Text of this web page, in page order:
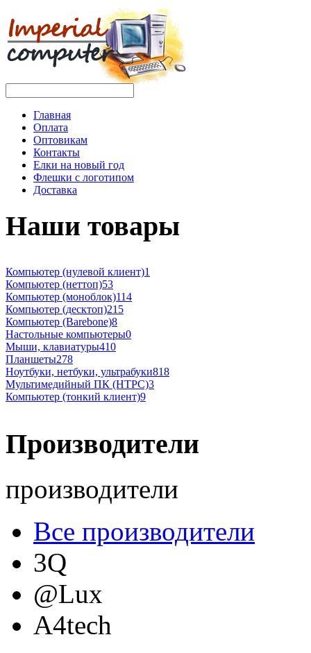
Главная
Оплата
Оптовикам
Контакты
Елки на новый год
Флешки с логотипом
Доставка
Наши товары
Компьютер (нулевой клиент)1
Компьютер (неттоп)53
Компьютер (моноблок)114
Компьютер (десктоп)215
Компьютер (Barebone)8
Настольные компьютеры0
Мыши, клавиатуры410
Планшеты278
Ноутбуки, нетбуки, ультрабуки818
Мультимедийный ПК (HTPC)3
Компьютер (тонкий клиент)9
Производители
производители
Все производители
3Q
@Lux
A4tech